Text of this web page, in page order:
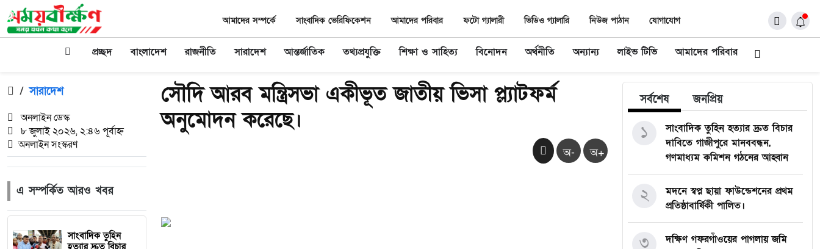
আমাদের সম্পর্কে সাংবাদিক ভেরিফিকেশন আমাদের পরিবার ফটো গ্যালারী ভিডিও গ্যালারি নিউজ পাঠান যোগাযোগ
প্রচ্ছদ বাংলাদেশ রাজনীতি সারাদেশ আন্তর্জাতিক তথ্যপ্রযুক্তি শিক্ষা ও সাহিত্য বিনোদন অর্থনীতি অন্যান্য লাইভ টিভি আমাদের পরিবার
/ সারাদেশ
অনলাইন ডেস্ক
৮ জুলাই ২০২৬, ২:৪৬ পূর্বাহ্ন
অনলাইন সংস্করণ
এ সম্পর্কিত আরও খবর
সাংবাদিক তুহিন
হত্যার দ্রুত বিচার
সৌদি আরব মন্ত্রিসভা একীভূত জাতীয় ভিসা প্ল্যাটফর্ম
অনুমোদন করেছে।
অ- অ+
সর্বশেষ জনপ্রিয়
সাংবাদিক তুহিন হত্যার দ্রুত বিচার
দাবিতে গাজীপুরে মানববন্ধন,
গণমাধ্যম কমিশন গঠনের আহ্বান
১
মদনে স্বপ্ন ছায়া ফাউন্ডেশনের প্রথম
প্রতিষ্ঠাবার্ষিকী পালিত।
২
দক্ষিণ গফরগাঁওয়ের পাগলায় জমি
৩